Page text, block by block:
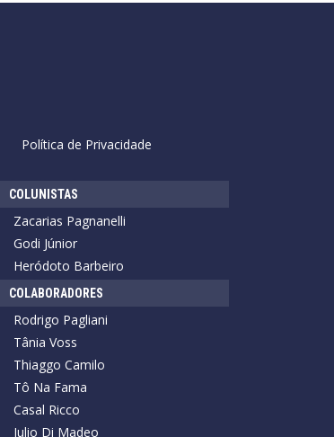
Política de Privacidade
COLUNISTAS
Zacarias Pagnanelli
Godi Júnior
Heródoto Barbeiro
COLABORADORES
Rodrigo Pagliani
Tânia Voss
Thiaggo Camilo
Tô Na Fama
Casal Ricco
Julio Di Madeo